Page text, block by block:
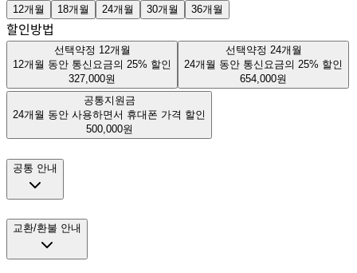
12개월 18개월 24개월 30개월 36개월
할인방법
선택약정 12개월
12개월 동안 통신요금의 25% 할인
327,000원
선택약정 24개월
24개월 동안 통신요금의 25% 할인
654,000원
공통지원금
24개월 동안 사용하면서 휴대폰 가격 할인
500,000원
공통 안내
교환/환불 안내